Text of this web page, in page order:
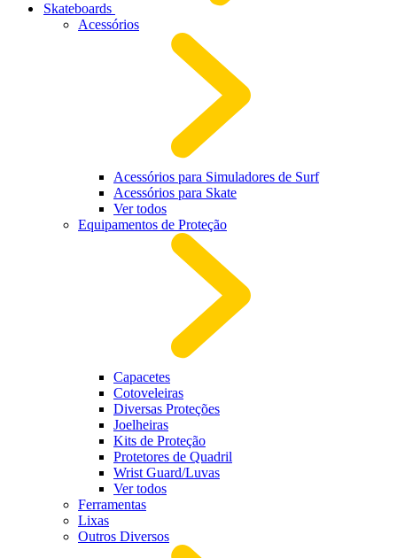
Skateboards
Acessórios
Acessórios para Simuladores de Surf
Acessórios para Skate
Ver todos
Equipamentos de Proteção
Capacetes
Cotoveleiras
Diversas Proteções
Joelheiras
Kits de Proteção
Protetores de Quadril
Wrist Guard/Luvas
Ver todos
Ferramentas
Lixas
Outros Diversos